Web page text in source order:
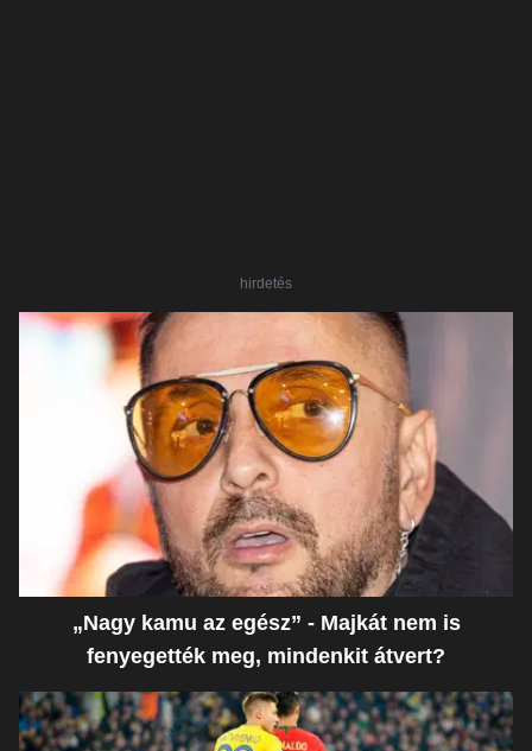
hirdetés
„Nagy kamu az egész” - Majkát nem is
fenyegették meg, mindenkit átvert?